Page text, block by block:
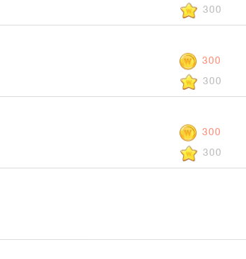
300
300
300
300
300